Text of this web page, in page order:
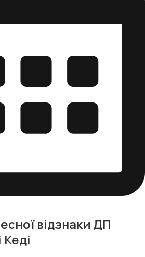
відзнаки ДП